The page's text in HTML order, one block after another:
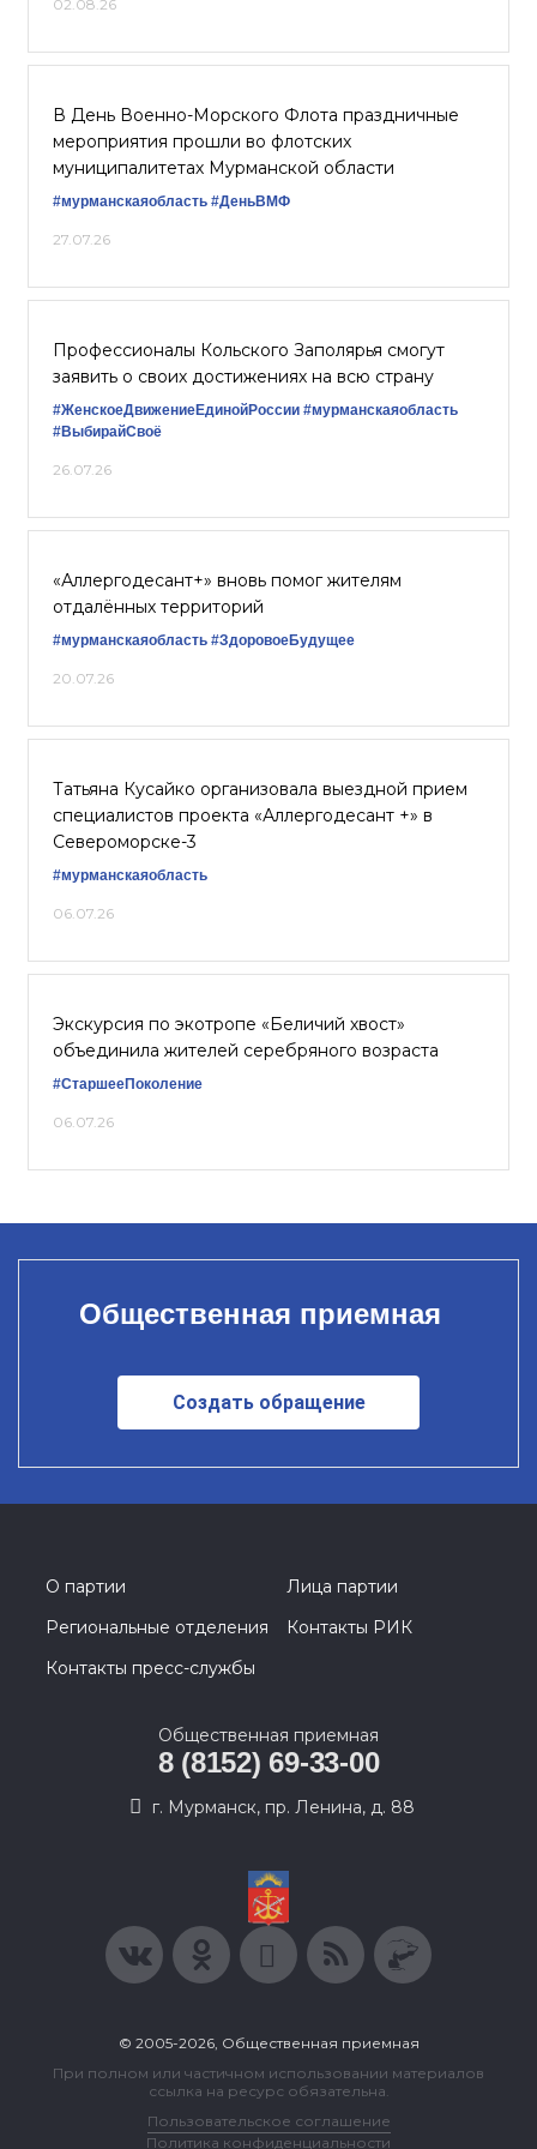
02.08.26
В День Военно-Морского Флота праздничные
мероприятия прошли во флотских
муниципалитетах Мурманской области
#мурманскаяобласть #ДеньВМФ
27.07.26
Профессионалы Кольского Заполярья смогут
заявить о своих достижениях на всю страну
#ЖенскоеДвижениеЕдинойРоссии #мурманскаяобласть
#ВыбирайСвоё
26.07.26
«Аллергодесант+» вновь помог жителям
отдалённых территорий
#мурманскаяобласть #ЗдоровоеБудущее
20.07.26
Татьяна Кусайко организовала выездной прием
специалистов проекта «Аллергодесант +» в
Североморске-3
#мурманскаяобласть
06.07.26
Экскурсия по экотропе «Беличий хвост»
объединила жителей серебряного возраста
#СтаршееПоколение
06.07.26
Общественная приемная
Создать обращение
О партии
Лица партии
Региональные отделения
Контакты РИК
Контакты пресс-службы
Общественная приемная
8 (8152) 69-33-00
г. Мурманск, пр. Ленина, д. 88
© 2005-2026, Общественная приемная
При полном или частичном использовании материалов
ссылка на ресурс обязательна.
Пользовательское соглашение
Политика конфиденциальности